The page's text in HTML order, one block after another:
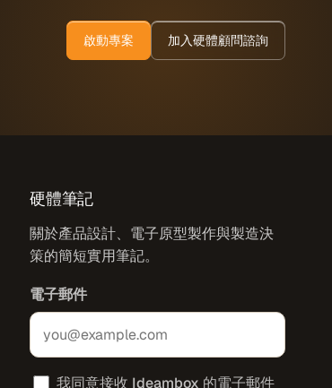
啟動專案 加入硬體顧問諮詢
硬體筆記
關於產品設計、電子原型製作與製造決
策的簡短實用筆記。
電子郵件
我同意接收 Ideambox 的電子郵件